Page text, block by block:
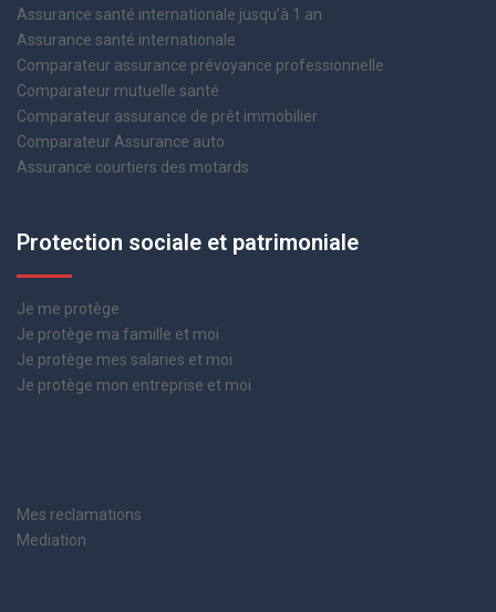
Assurance santé internationale jusqu’à 1 an
Assurance santé internationale
Comparateur assurance prévoyance professionnelle
Comparateur mutuelle santé
Comparateur assurance de prêt immobilier
Comparateur Assurance auto
Assurance courtiers des motards
Protection sociale et patrimoniale
Je me protège
Je protège ma famille et moi
Je protège mes salaries et moi
Je protège mon entreprise et moi
Mes reclamations
Mediation